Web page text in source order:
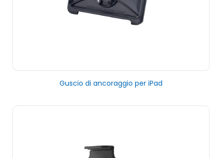
Guscio di ancoraggio per iPad